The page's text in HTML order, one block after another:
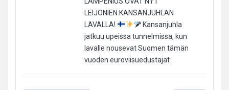
LEIJONIEN KANSANJUHLAN
LAVALLA!
Kansanjuhla
jatkuu upeissa tunnelmissa, kun
lavalle nousevat Suomen tämän
vuoden euroviisuedustajat